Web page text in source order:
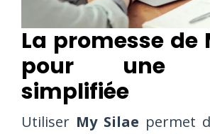
La promesse de
pour une
simplifiée
Utiliser My Silae permet